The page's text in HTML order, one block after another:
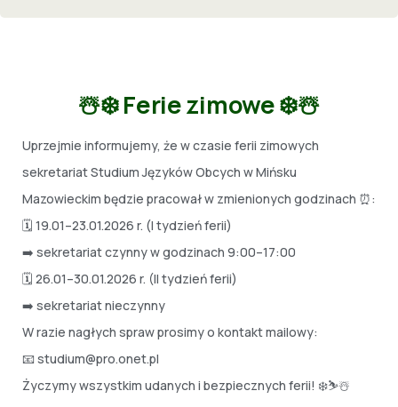
☃️❄️ Ferie zimowe ❄️☃️
Uprzejmie informujemy, że w czasie ferii zimowych
sekretariat Studium Języków Obcych w Mińsku
Mazowieckim będzie pracował w zmienionych godzinach ⏰:
🗓️ 19.01–23.01.2026 r. (I tydzień ferii)
➡️ sekretariat czynny w godzinach 9:00–17:00
🗓️ 26.01–30.01.2026 r. (II tydzień ferii)
➡️ sekretariat nieczynny
W razie nagłych spraw prosimy o kontakt mailowy:
📧 studium@pro.onet.pl
Życzymy wszystkim udanych i bezpiecznych ferii! ❄️⛷️☃️